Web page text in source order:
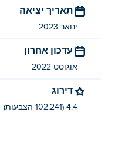
תאריך יציאה
ינואר 2023
עדכון אחרון
אוגוסט 2022
דירוג
4.4 (102,241 הצבעות)